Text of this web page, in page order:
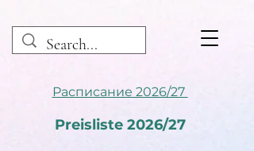
Расписание 2026/27
Preisliste 2026/27